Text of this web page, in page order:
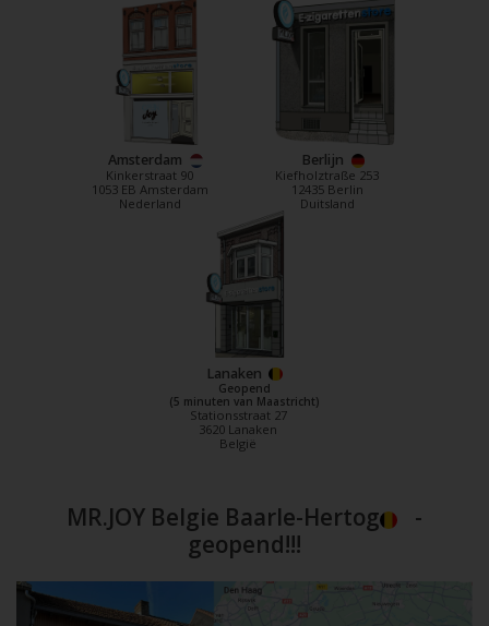
Amsterdam
Kinkerstraat 90
1053 EB Amsterdam
Nederland
Berlijn
Kiefholztraße 253
12435 Berlin
Duitsland
Lanaken
Geopend
(5 minuten van Maastricht)
Stationsstraat 27
3620 Lanaken
België
MR.JOY Belgie Baarle-Hertog
-
geopend!!!